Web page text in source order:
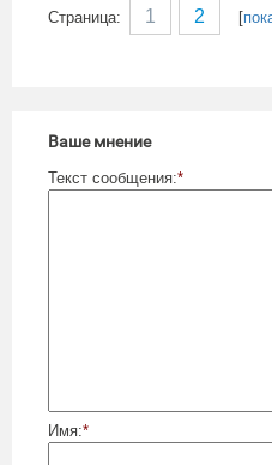
Cтраница: 1 2 [
Ваше мнение
Текст сообщения:*
Имя:*